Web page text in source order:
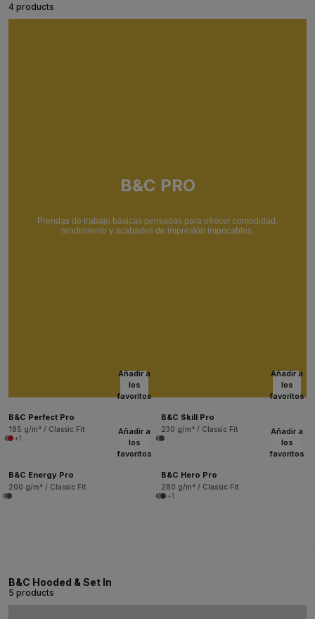
4 products
B&C PRO
Prendas de trabajo básicas pensadas para ofrecer comodidad,
rendimiento y acabados de impresión impecables.
Añadir a
los
favoritos
B&C Perfect Pro
185 g/m² / Classic Fit
+1
Añadir a
los
favoritos
B&C Skill Pro
230 g/m² / Classic Fit
Añadir a
los
favoritos
B&C Energy Pro
200 g/m² / Classic Fit
Añadir a
los
favoritos
B&C Hero Pro
280 g/m² / Classic Fit
+1
B&C Hooded & Set In
5 products